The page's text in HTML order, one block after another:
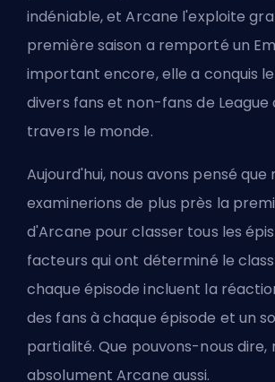
indéniable, et Arcane l'exploite
première saison a remporté un
important encore, elle a conquis
divers fans et non-fans de League
travers le monde.
Aujourd'hui, nous avons pensé que
examinerions de plus près la
d'Arcane pour classer tous les
facteurs qui ont déterminé le
chaque épisode incluent la
des fans à chaque épisode et un
partialité. Que pouvons-nous dire,
absolument Arcane aussi.